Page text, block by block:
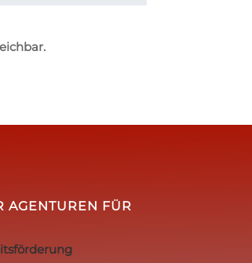
AGENTUREN FÜR